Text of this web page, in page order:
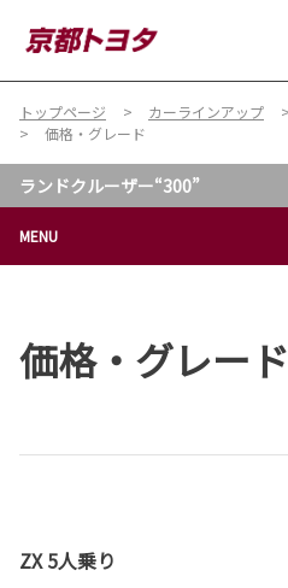
トップページ カーラインアップ
価格・グレード
ランドクルーザー“300”
MENU
価格・グレード
ZX 5人乗り